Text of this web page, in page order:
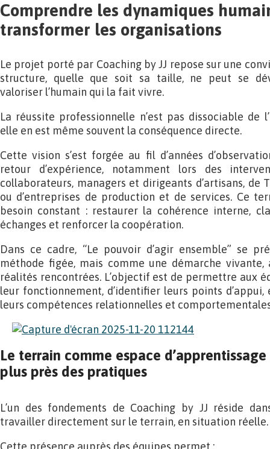
Comprendre les dynamiques
transformer les organisations
Le projet porté par Coaching by JJ repose sur une
structure, quelle que soit sa taille, ne peut se
valoriser l’humain qui la fait vivre.
La réussite professionnelle n’est pas dissociable de
elle en est même souvent la conséquence directe.
Cette vision s’est forgée au fil d’années
retour d’expérience, notamment lors des
collaborateurs, managers et dirigeants d’artisans, de
ou d’entreprises de production et de services. Ce
besoin constant : restaurer la cohérence interne,
échanges et renforcer la coopération.
Dans ce cadre, “Le pouvoir d’agir ensemble” se
méthode figée, mais comme une démarche
réalités rencontrées. L’objectif est de permettre aux
leur fonctionnement, d’identifier leurs points
leurs compétences relationnelles et
Le terrain comme espace
plus près des pratiques
L’un des fondements de Coaching by JJ réside
travailler directement sur le terrain, en situation réelle.
Cette présence auprès des équipes permet :